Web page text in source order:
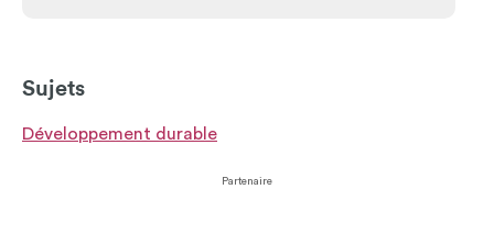
Sujets
Développement durable
Partenaire